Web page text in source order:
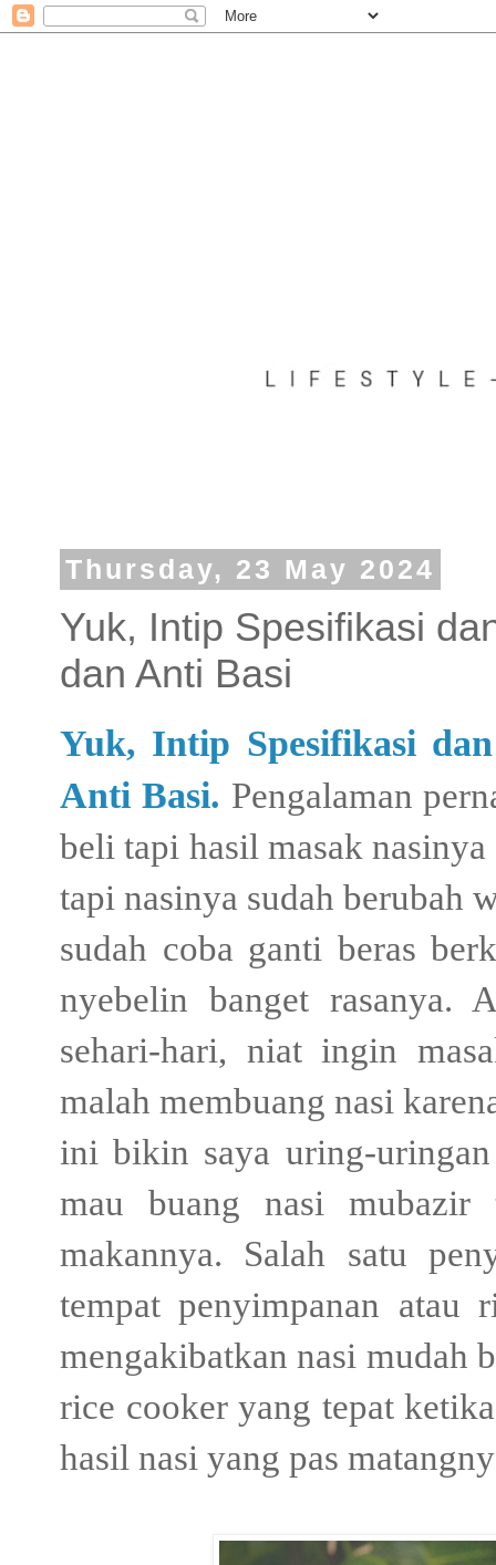
Thursday, 23 May 2024
Yuk, Intip Spesifikasi
dan Anti Basi
Yuk, Intip Spesifikasi
Anti Basi. Pengalaman
beli tapi hasil masak
tapi nasinya sudah berubah
sudah coba ganti beras
nyebelin banget rasanya.
sehari-hari, niat ingin
malah membuang nasi
ini bikin saya uring-
mau buang nasi
makannya. Salah satu
tempat penyimpanan atau
mengakibatkan nasi mudah
rice cooker yang tepat
hasil nasi yang pas